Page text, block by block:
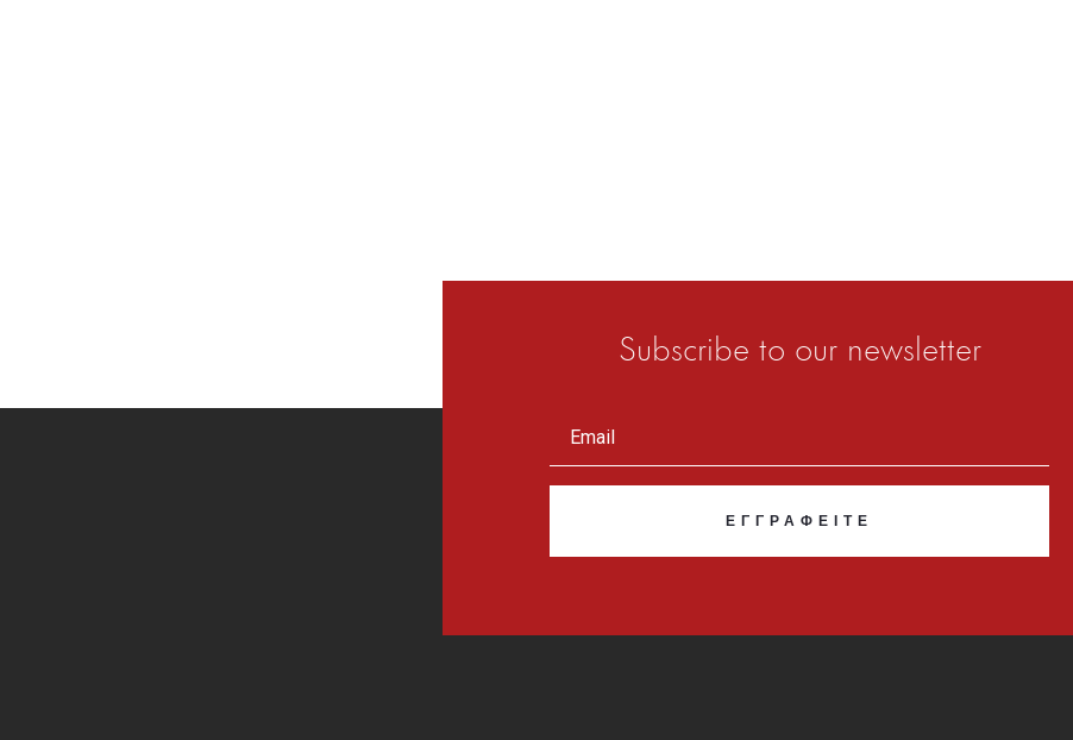
Subscribe to our newsletter
ΕΓΓΡΑΦΕΊΤΕ